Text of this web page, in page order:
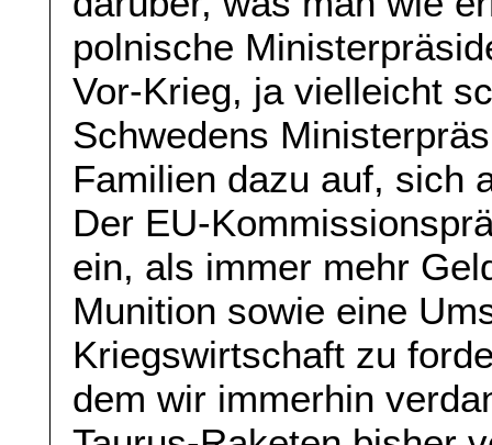
polnische
Vor-Krieg, ja vielleicht
Schwedens
Familien dazu auf, sich
Der EU-
ein, als immer mehr
Munition sowie eine
Kriegswirtschaft zu
dem wir immerhin